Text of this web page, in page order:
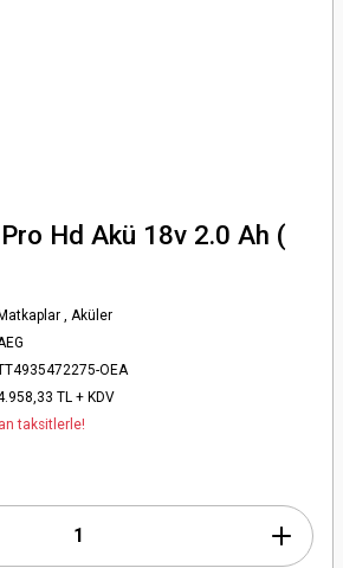
Hd Akü 18v 2.0 Ah (
Matkaplar ,Aküler
OEA
TL + KDV
taksitlerle!